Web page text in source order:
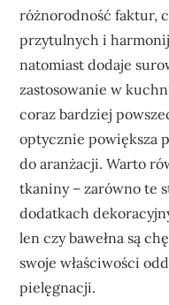
różnorodność faktur,
przytulnych i
natomiast dodaje
zastosowanie w
coraz bardziej
optycznie powiększa
do aranżacji. Warto
tkaniny – zarówno te
dodatkach
len czy bawełna są
swoje właściwości
pielęgnacji.